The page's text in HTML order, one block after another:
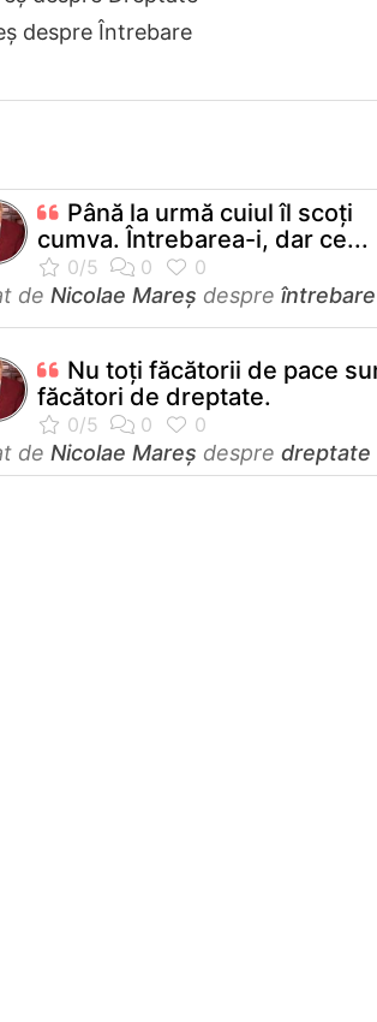
despre Întrebare
Până la urmă cuiul îl scoţi
cumva. Întrebarea-i, dar ce...
de Nicolae Mareș despre întrebare
Nu toţi făcătorii de pace
făcători de dreptate.
de Nicolae Mareș despre dreptate